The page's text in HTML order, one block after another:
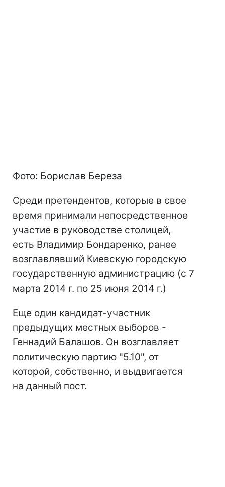
Фото: Борислав Береза
Среди претендентов, которые в свое
время принимали непосредственное
участие в руководстве столицей,
есть Владимир Бондаренко, ранее
возглавлявший Киевскую городскую
государственную администрацию (с 7
марта 2014 г. по 25 июня 2014 г.)
Еще один кандидат-участник
предыдущих местных выборов -
Геннадий Балашов. Он возглавляет
политическую партию "5.10", от
которой, собственно, и выдвигается
на данный пост.